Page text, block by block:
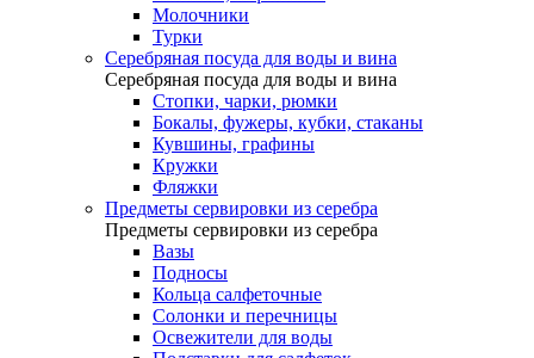
Молочники
Турки
Серебряная посуда для воды и вина
Серебряная посуда для воды и вина
Стопки, чарки, рюмки
Бокалы, фужеры, кубки, стаканы
Кувшины, графины
Кружки
Фляжки
Предметы сервировки из серебра
Предметы сервировки из серебра
Вазы
Подносы
Кольца салфеточные
Солонки и перечницы
Освежители для воды